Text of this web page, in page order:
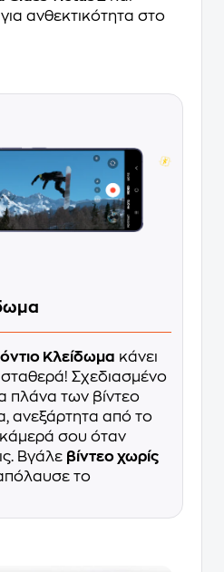
ανθεκτικότητα στο
Κλείδωμα κάνει
σταθερά! Σχεδιασμένο
πλάνα των βίντεο
ανεξάρτητα από το
σου όταν
Βγάλε βίντεο χωρίς
το